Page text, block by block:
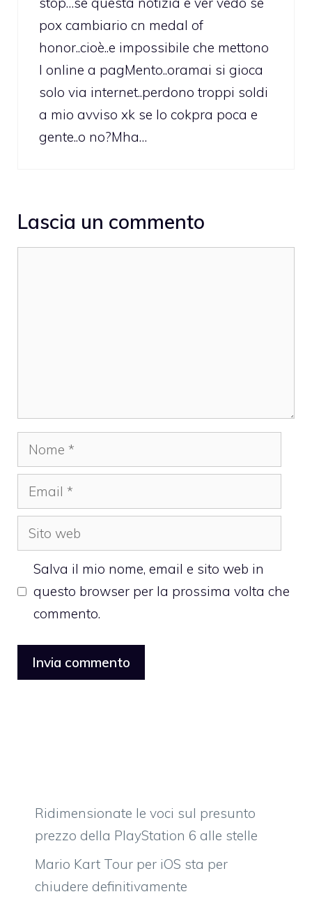
pox cambiario cn medal of
honor..cioè..e impossibile che mettono
l online a pagMento..oramai si gioca
solo via internet..perdono troppi soldi
a mio avviso xk se lo cokpra poca e
gente..o no?Mha…
Lascia un commento
Nome
Email
Sito
web
Salva il mio nome, email e sito web in
questo browser per la prossima volta che
commento.
Ridimensionate le voci sul presunto
prezzo della PlayStation 6 alle stelle
Mario Kart Tour per iOS sta per
chiudere definitivamente